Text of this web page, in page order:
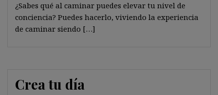
¿Sabes qué al caminar puedes elevar tu nivel de
conciencia? Puedes hacerlo, viviendo la experiencia
de caminar siendo […]
Crea tu día